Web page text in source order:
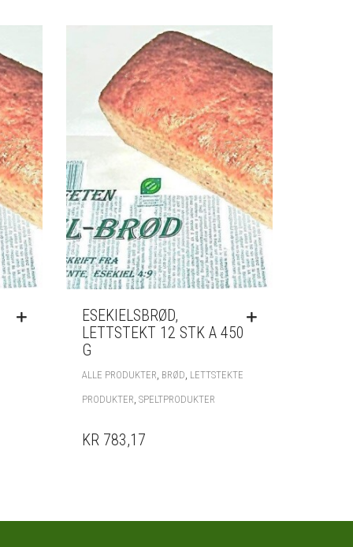
ESEKIELSBRØD,
LETTSTEKT 12 STK A 450
G
ALLE PRODUKTER BRØD LETTSTEKTE
PRODUKTER SPELTPRODUKTER
KR 783,17